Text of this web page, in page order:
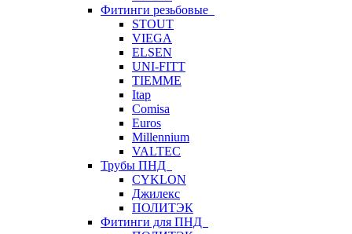
Фитинги резьбовые
STOUT
VIEGA
ELSEN
UNI-FITT
TIEMME
Itap
Comisa
Euros
Millennium
VALTEC
Трубы ПНД
CYKLON
Джилекс
ПОЛИТЭК
Фитинги для ПНД